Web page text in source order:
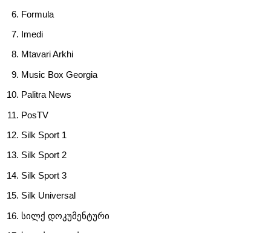
Formula
Imedi
Mtavari Arkhi
Music Box Georgia
Palitra News
PosTV
Silk Sport 1
Silk Sport 2
Silk Sport 3
Silk Universal
სილქ დოკუმენტური